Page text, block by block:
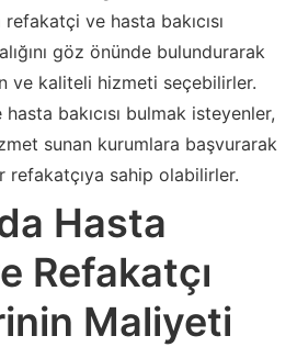
ve hasta bakıcısı
göz önünde bulundurarak
ve kaliteli hizmeti seçebilirler.
bakıcısı bulmak isteyenler,
sunan kurumlara başvurarak
refakatçıya sahip olabilirler.
Hasta
Refakatçı
Maliyeti